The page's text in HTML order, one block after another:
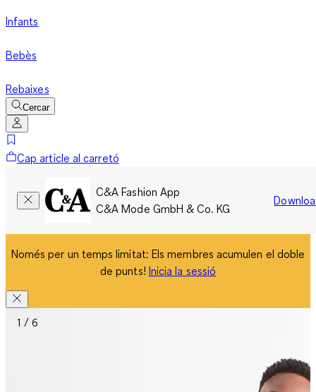
Infants
Bebès
Rebaixes
Cercar
Cap article al carretó
C&A Fashion App
C&A Mode GmbH & Co. KG
Només per un temps limitat: Els membres acumulen el doble
de punts! Inicia la sessió
1 / 6